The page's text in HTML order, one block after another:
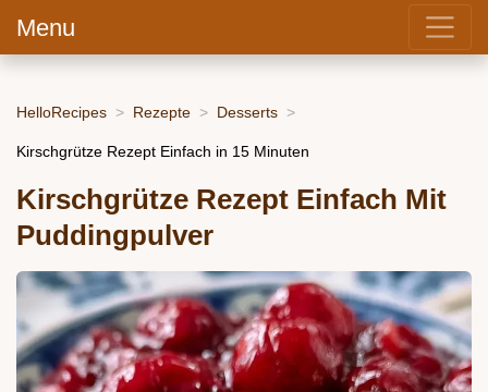
Menu
HelloRecipes Rezepte Desserts
Kirschgrütze Rezept Einfach in 15 Minuten
Kirschgrütze Rezept Einfach Mit
Puddingpulver